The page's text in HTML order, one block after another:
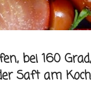
bei 160
Saft am